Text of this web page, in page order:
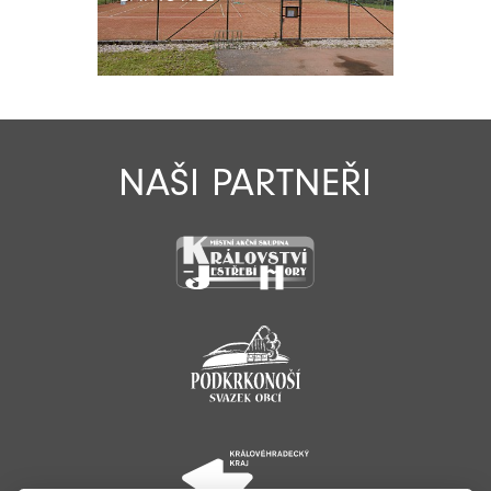
NAŠI PARTNEŘI